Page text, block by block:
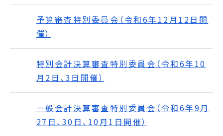
予算審査特別委員会（令和6年12月12日開
催）
特別会計決算審査特別委員会（令和6年10
月2日、3日開催）
一般会計決算審査特別委員会（令和6年9月
27日、30日、10月1日開催）